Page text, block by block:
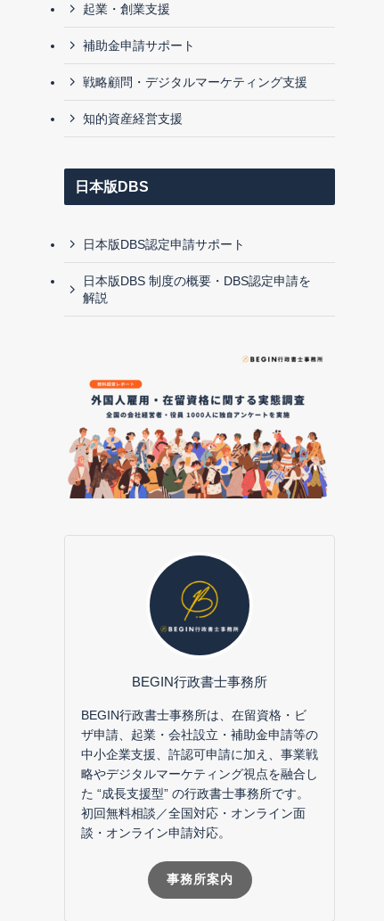
起業・創業支援
補助金申請サポート
戦略顧問・デジタルマーケティング支援
知的資産経営支援
日本版DBS
日本版DBS認定申請サポート
日本版DBS 制度の概要・DBS認定申請を
解説
BEGIN行政書士事務所
BEGIN行政書士事務所は、在留資格・ビ
ザ申請、起業・会社設立・補助金申請等の
中小企業支援、許認可申請に加え、事業戦
略やデジタルマーケティング視点を融合し
た “成長支援型” の行政書士事務所です。
初回無料相談／全国対応・オンライン面
談・オンライン申請対応。
事務所案内